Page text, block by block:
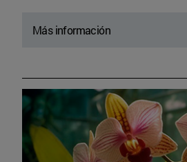
Más información